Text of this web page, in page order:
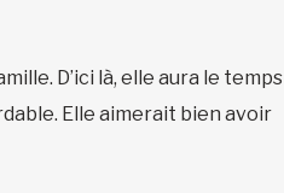
D’ici là, elle aura le temps
Elle aimerait bien avoir